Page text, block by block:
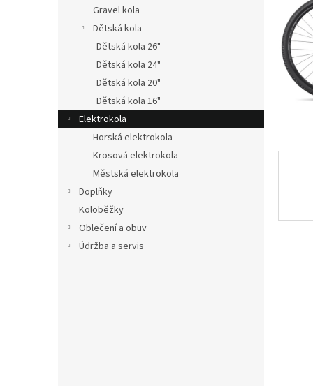
Gravel kola
Dětská kola
Dětská kola 26"
Dětská kola 24"
Dětská kola 20"
Dětská kola 16"
Elektrokola
Horská elektrokola
Krosová elektrokola
Městská elektrokola
Doplňky
Koloběžky
Oblečení a obuv
Údržba a servis